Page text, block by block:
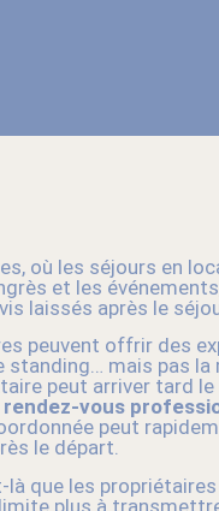
où les séjours en
et les
laissés après le
peuvent offrir des
standing… mais pas
peut arriver tard
vous
peut
le départ.
là que les
plus à